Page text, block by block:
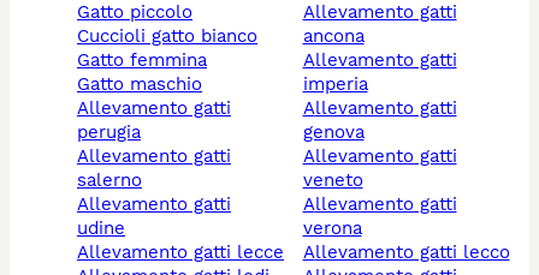
gatto piccolo
cuccioli gatto bianco
gatto femmina
gatto maschio
allevamento gatti
perugia
allevamento gatti
salerno
allevamento gatti
udine
allevamento gatti lecce
allevamento gatti
ancona
allevamento gatti
imperia
allevamento gatti
genova
allevamento gatti
veneto
allevamento gatti
verona
allevamento gatti lecco